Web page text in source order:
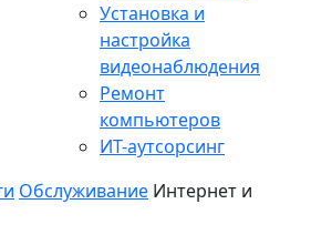
Установка и
настройка
видеонаблюдения
Ремонт
компьютеров
ИТ-аутсорсинг
Обслуживание Интернет и